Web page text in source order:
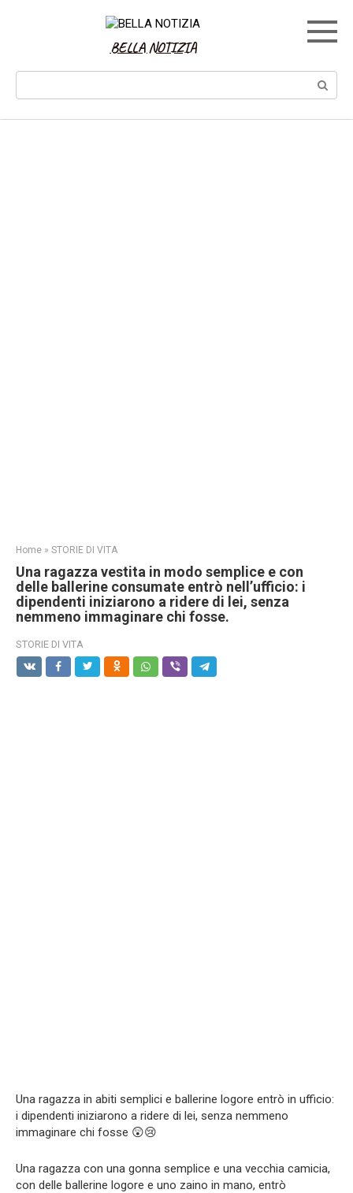
BELLA NOTIZIA
Search:
Home » STORIE DI VITA
Una ragazza vestita in modo semplice e con
delle ballerine consumate entrò nell’ufficio: i
dipendenti iniziarono a ridere di lei, senza
nemmeno immaginare chi fosse.
STORIE DI VITA
Una ragazza in abiti semplici e ballerine logore entrò in ufficio:
i dipendenti iniziarono a ridere di lei, senza nemmeno
immaginare chi fosse 😲😢
Una ragazza con una gonna semplice e una vecchia camicia,
con delle ballerine logore e uno zaino in mano, entrò